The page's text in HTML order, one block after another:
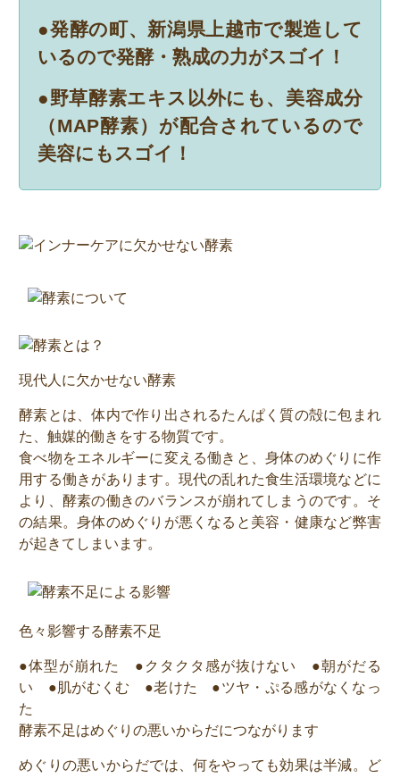
●発酵の町、新潟県上越市で製造して
いるので発酵・熟成の力がスゴイ！
●野草酵素エキス以外にも、美容成分
（MAP酵素）が配合されているので
美容にもスゴイ！
現代人に欠かせない酵素
酵素とは、体内で作り出されるたんぱく質の殻に包まれ
た、触媒的働きをする物質です。
食べ物をエネルギーに変える働きと、身体のめぐりに作
用する働きがあります。現代の乱れた食生活環境などに
より、酵素の働きのバランスが崩れてしまうのです。そ
の結果。身体のめぐりが悪くなると美容・健康など弊害
が起きてしまいます。
色々影響する酵素不足
●体型が崩れた ●クタクタ感が抜けない ●朝がだる
い ●肌がむくむ ●老けた ●ツヤ・ぷる感がなくなっ
た
酵素不足はめぐりの悪いからだにつながります
めぐりの悪いからだでは、何をやっても効果は半減。ど